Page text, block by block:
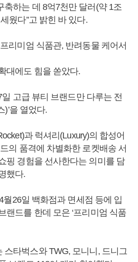
축하는 데 8억7천만 달러(약 1조
웠다”고 밝힌 바 있다.
리미엄 식품관, 반려동물 케어서
대에도 힘을 쏟았다.
고급 뷰티 브랜드만 다루는 전
)’을 열었다.
과 럭셔리(Luxury)의 합성어
의 품격에 차별화한 로켓배송 서
핑 경험을 선사한다는 의미를 담
했다.
월26일 백화점과 면세점 등에 입
랜드를 한데 모은 ‘프리미엄 식품
스타벅스와 TWG, 모니니, 드니그